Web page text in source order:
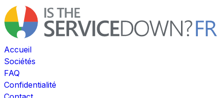
Accueil
Sociétés
FAQ
Confidentialité